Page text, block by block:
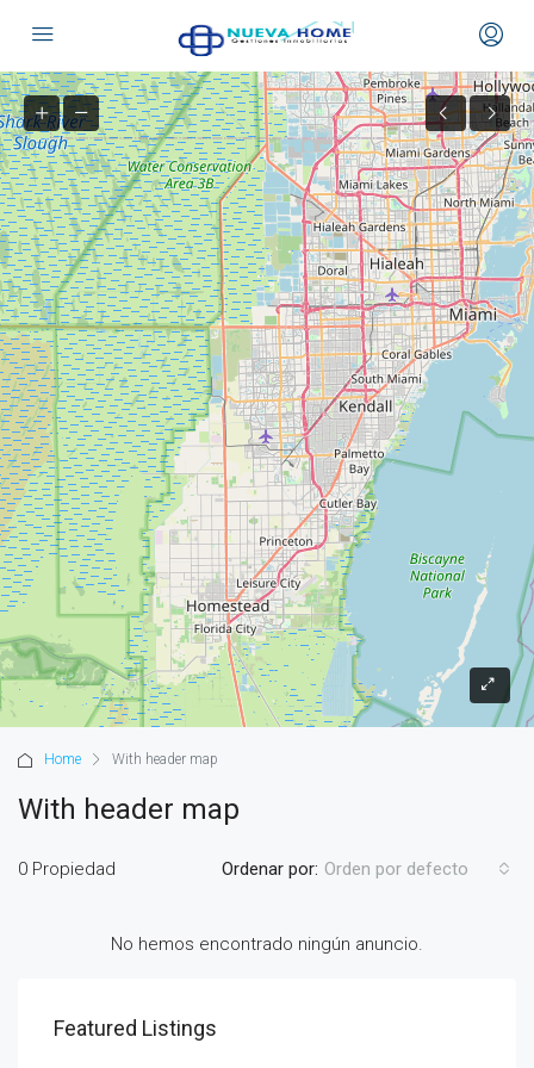
Home With header map
With header map
0 Propiedad Ordenar por: Orden por defecto
No hemos encontrado ningún anuncio.
Featured Listings